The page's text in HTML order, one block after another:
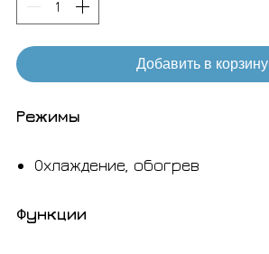
Добавить в корзину
Режимы
Охлаждение, обогрев
Функции